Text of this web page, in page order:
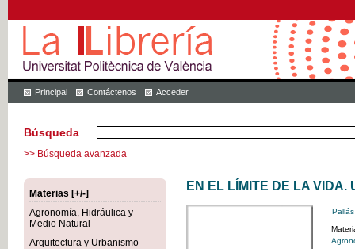
Principal Contáctenos Acceder
Búsqueda
>> Búsqueda avanzada
Materias [+/-]
Agronomía, Hidráulica y
Medio Natural
Arquitectura y Urbanismo
EN EL LÍMITE DE LA VIDA.